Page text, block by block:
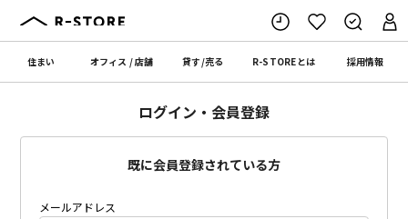
住まい オフィス /店舗 貸す/売る R-STOREとは 採用情報
ログイン・会員登録
既に会員登録されている方
メールアドレス